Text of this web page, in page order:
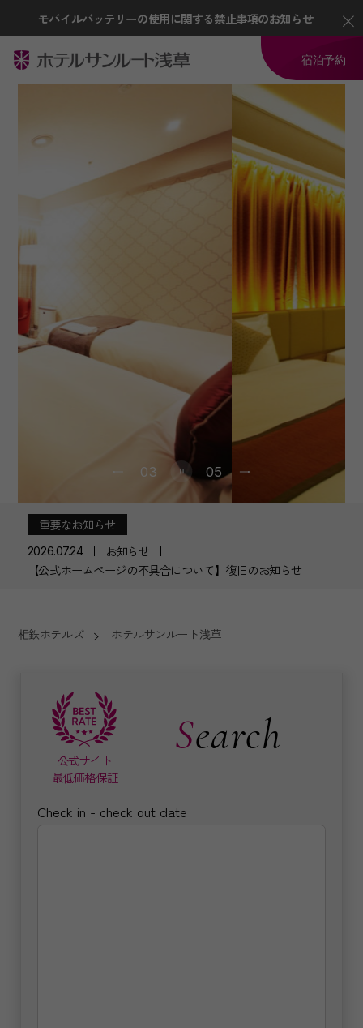
モバイルバッテリーの使用に関する禁止事項のお知らせ
宿泊予約
03 05
重要なお知らせ
2026.07.24
お知らせ
【公式ホームページの不具合について】復旧のお知らせ
相鉄ホテルズ ホテルサンルート浅草
Search
公式サイト
最低価格保証
Check in - check out date